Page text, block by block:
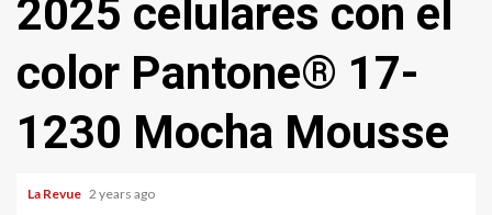
2025 celulares con el
color Pantone® 17-
1230 Mocha Mousse
La Revue 2 years ago